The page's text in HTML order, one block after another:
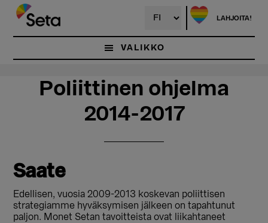
Hyppää
pääsisältöön
Hyppää
ensisijaiseen
sivupalkkiin
LAHJOITA!
VALIKKO
Poliittinen ohjelma
2014-2017
Saate
Edellisen, vuosia 2009-2013 koskevan poliittisen
strategiamme hyväksymisen jälkeen on tapahtunut
paljon. Monet Setan tavoitteista ovat liikahtaneet